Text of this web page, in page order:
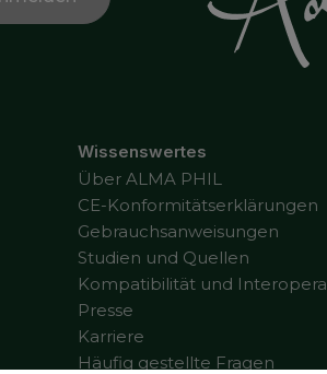
Wissenswertes
Über ALMA PHIL
CE-Konformitätserklärungen
Gebrauchsanweisungen
Studien und Quellen
Kompatibilität und
Presse
Karriere
Häufig gestellte Fragen